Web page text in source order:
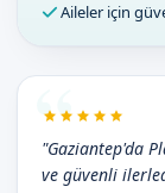
Aileler için
"Gaziantep'da
ve güvenli